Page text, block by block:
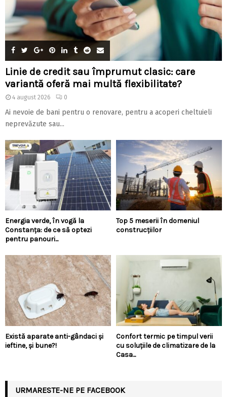
Linie de credit sau împrumut clasic: care
variantă oferă mai multă flexibilitate?
4 august 2026 0
Ai nevoie de bani pentru o renovare, pentru a acoperi cheltuieli
neprevăzute sau...
Energia verde, în vogă la
Constanța: de ce să optezi
pentru panouri...
Top 5 meserii în domeniul
construcțiilor
Există aparate anti-gândaci și
ieftine, și bune?!
Confort termic pe timpul verii
cu soluțiile de climatizare de la
Casa...
URMARESTE-NE PE FACEBOOK